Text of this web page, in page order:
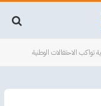
تواكب الاحتفالات الوطنية